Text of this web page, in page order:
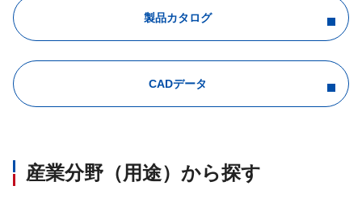
製品カタログ
CADデータ
産業分野（用途）から探す